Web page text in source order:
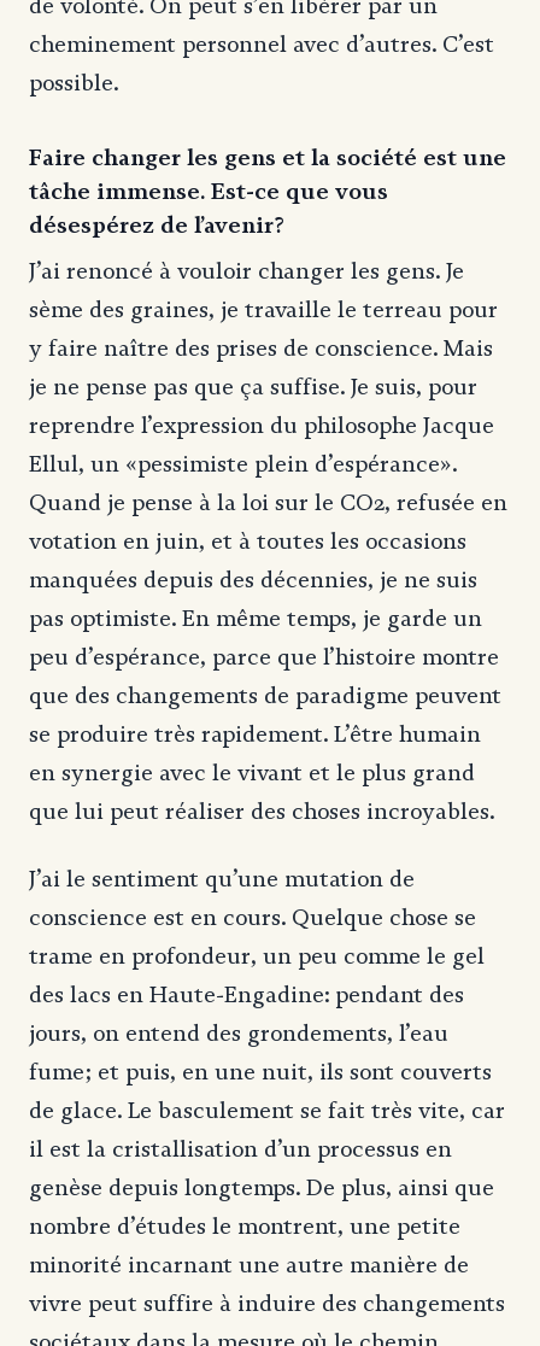
de volonté. On peut s’en libérer par un
cheminement personnel avec d’autres. C’est
possible.
Faire changer les gens et la société est une
tâche immense. Est-ce que vous
désespérez de l’avenir?
J’ai renoncé à vouloir changer les gens. Je
sème des graines, je travaille le terreau pour
y faire naître des prises de conscience. Mais
je ne pense pas que ça suffise. Je suis, pour
reprendre l’expression du philosophe Jacque
Ellul, un «pessimiste plein d’espérance».
Quand je pense à la loi sur le CO2, refusée en
votation en juin, et à toutes les occasions
manquées depuis des décennies, je ne suis
pas optimiste. En même temps, je garde un
peu d’espérance, parce que l’histoire montre
que des changements de paradigme peuvent
se produire très rapidement. L’être humain
en synergie avec le vivant et le plus grand
que lui peut réaliser des choses incroyables.
J’ai le sentiment qu’une mutation de
conscience est en cours. Quelque chose se
trame en profondeur, un peu comme le gel
des lacs en Haute-Engadine: pendant des
jours, on entend des grondements, l’eau
fume; et puis, en une nuit, ils sont couverts
de glace. Le basculement se fait très vite, car
il est la cristallisation d’un processus en
genèse depuis longtemps. De plus, ainsi que
nombre d’études le montrent, une petite
minorité incarnant une autre manière de
vivre peut suffire à induire des changements